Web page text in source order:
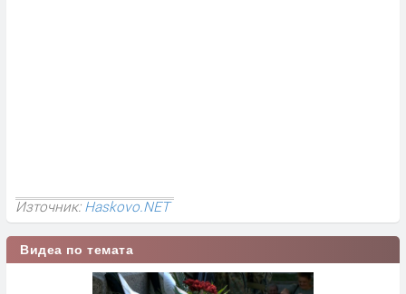
Източник:Haskovo.NET
Видеа по темата